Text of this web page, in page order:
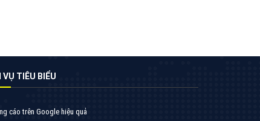
VỤ TIÊU BIỂU
cáo trên Google hiệu quả